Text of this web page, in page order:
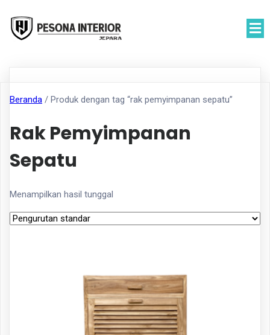
Beranda / Produk dengan tag “rak pemyimpanan sepatu”
Rak Pemyimpanan
Sepatu
Menampilkan hasil tunggal